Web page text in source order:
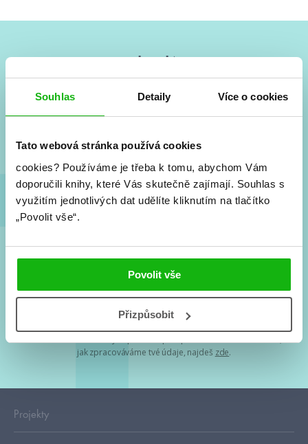
Souhlas Detaily Více o cookies
Tato webová stránka používá cookies
cookies? Používáme je třeba k tomu, abychom Vám
doporučili knihy, které Vás skutečně zajímají. Souhlas s
využitím jednotlivých dat udělíte kliknutím na tlačítko
„Povolit vše“.
Povolit vše
Přizpůsobit
Vše kolem #youngadult každý měsíc rovnou do mailu!
a seriálové adaptace a další.
Souhlasím spodmínkami zpracování osobních údajů
Tvá e-mailová adresa je u nás v bezpečí. Přečti si
jak zpracováváme tvé údaje, najdeš zde.
Projekty